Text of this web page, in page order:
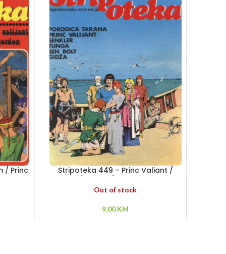
/ Princ
Stripoteka 449 – Princ Valiant /
Out of stock
9,00KM